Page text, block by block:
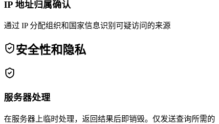
IP 地址归属确认
通过 IP 分配组织和国家信息识别可疑访问的来源
安全性和隐私
服务器处理
在服务器上临时处理，返回结果后即销毁。仅发送查询所需的